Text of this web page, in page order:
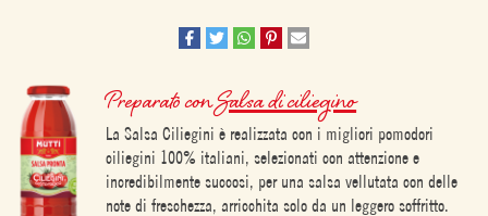
Preparato conSalsa di ciliegino
La Salsa Ciliegini è realizzata con i migliori pomodori
ciliegini 100% italiani, selezionati con attenzione e
incredibilmente succosi, per una salsa vellutata con delle
note di freschezza, arricchita solo da un leggero soffritto.